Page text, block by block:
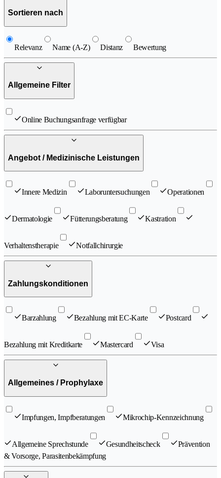
Sortieren nach
Relevanz Name (A-Z) Distanz Bewertung
Allgemeine Filter
Online Buchungsanfrage verfügbar
Angebot / Medizinische Leistungen
Innere Medizin Laboruntersuchungen Operationen
Dermatologie Fütterungsberatung Kastration
Verhaltenstherapie Notfallchirurgie
Zahlungskonditionen
Barzahlung Bezahlung mit EC-Karte Postcard
Bezahlung mit Kreditkarte Mastercard Visa
Allgemeines / Prophylaxe
Impfungen, Impfberatungen Mikrochip-Kennzeichnung
Allgemeine Sprechstunde Gesundheitscheck
Prävention
& Vorsorge, Parasitenbekämpfung